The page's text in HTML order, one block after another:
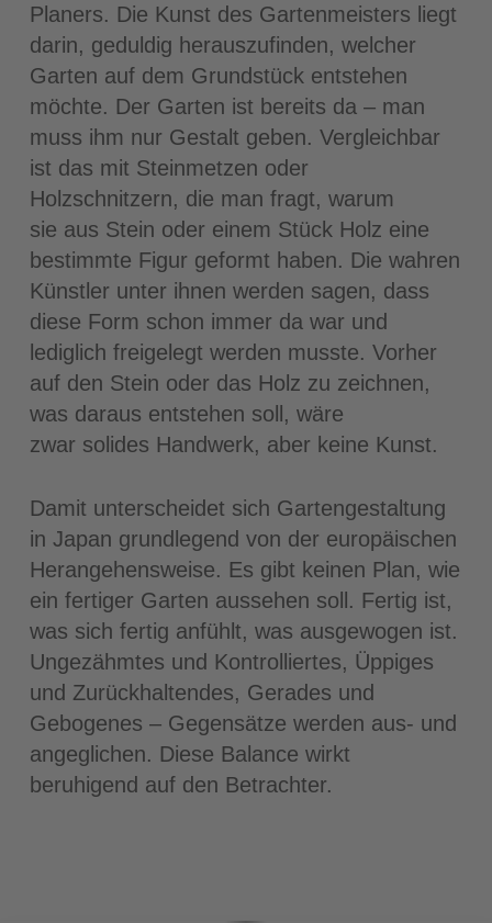
Planers. Die Kunst des Gartenmeisters liegt
darin, geduldig herauszufinden, welcher
Garten auf dem Grundstück entstehen
möchte. Der Garten ist bereits da – man
muss ihm nur Gestalt geben. Vergleichbar
ist das mit Steinmetzen oder
Holzschnitzern, die man fragt, warum
sie aus Stein oder einem Stück Holz eine
bestimmte Figur geformt haben. Die wahren
Künstler unter ihnen werden sagen, dass
diese Form schon immer da war und
lediglich freigelegt werden musste. Vorher
auf den Stein oder das Holz zu zeichnen,
was daraus entstehen soll, wäre
zwar solides Handwerk, aber keine Kunst.
Damit unterscheidet sich Gartengestaltung
in Japan grundlegend von der europäischen
Herangehensweise. Es gibt keinen Plan, wie
ein fertiger Garten aussehen soll. Fertig ist,
was sich fertig anfühlt, was ausgewogen ist.
Ungezähmtes und Kontrolliertes, Üppiges
und Zurückhaltendes, Gerades und
Gebogenes – Gegensätze werden aus- und
angeglichen. Diese Balance wirkt
beruhigend auf den Betrachter.